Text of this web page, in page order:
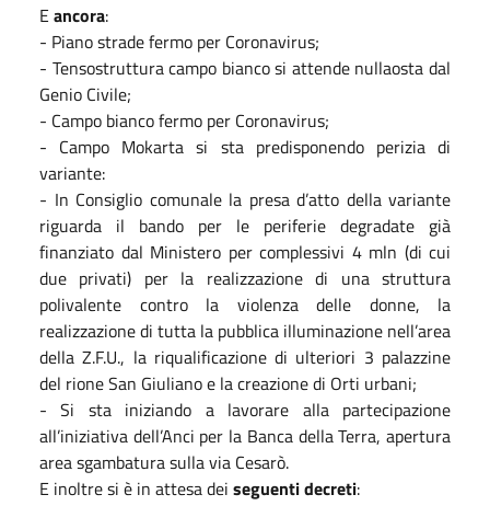
E ancora:
- Piano strade fermo per Coronavirus;
- Tensostruttura campo bianco si attende nullaosta dal
Genio Civile;
- Campo bianco fermo per Coronavirus;
- Campo Mokarta si sta predisponendo perizia di
variante:
- In Consiglio comunale la presa d’atto della variante
riguarda il bando per le periferie degradate già
finanziato dal Ministero per complessivi 4 mln (di cui
due privati) per la realizzazione di una struttura
polivalente contro la violenza delle donne, la
realizzazione di tutta la pubblica illuminazione nell’area
della Z.F.U., la riqualificazione di ulteriori 3 palazzine
del rione San Giuliano e la creazione di Orti urbani;
- Si sta iniziando a lavorare alla partecipazione
all’iniziativa dell’Anci per la Banca della Terra, apertura
area sgambatura sulla via Cesarò.
E inoltre si è in attesa dei seguenti decreti: